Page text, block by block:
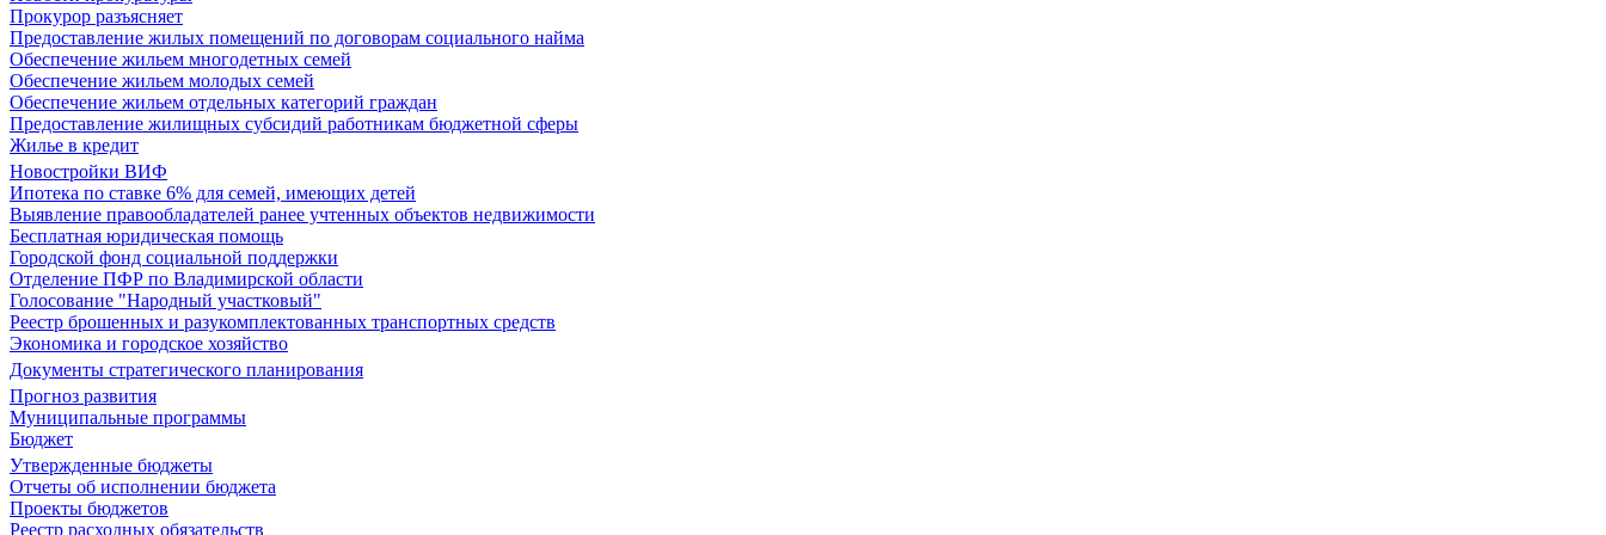
Прокурор разъясняет
Предоставление жилых помещений по договорам социального найма
Обеспечение жильем многодетных семей
Обеспечение жильем молодых семей
Обеспечение жильем отдельных категорий граждан
Предоставление жилищных субсидий работникам бюджетной сферы
Жилье в кредит
Новостройки ВИФ
Ипотека по ставке 6% для семей, имеющих детей
Выявление правообладателей ранее учтенных объектов недвижимости
Бесплатная юридическая помощь
Городской фонд социальной поддержки
Отделение ПФР по Владимирской области
Голосование "Народный участковый"
Реестр брошенных и разукомплектованных транспортных средств
Экономика и городское хозяйство
Документы стратегического планирования
Прогноз развития
Муниципальные программы
Бюджет
Утвержденные бюджеты
Отчеты об исполнении бюджета
Проекты бюджетов
Реестр расходных обязательств